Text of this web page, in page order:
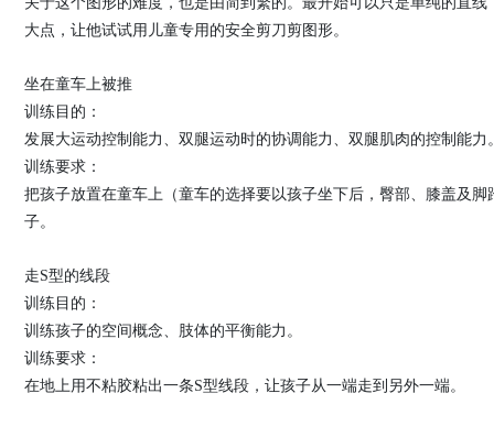
大点，让他试试用儿童专用的安全剪刀剪图形。
坐在童车上被推
训练目的：
发展大运动控制能力、双腿运动时的协调能力、双腿肌肉的控制能力
训练要求：
把孩子放置在童车上（童车的选择要以孩子坐下后，臀部、膝盖及
子。
走S型的线段
训练目的：
训练孩子的空间概念、肢体的平衡能力。
训练要求：
在地上用不粘胶粘出一条S型线段，让孩子从一端走到另外一端。